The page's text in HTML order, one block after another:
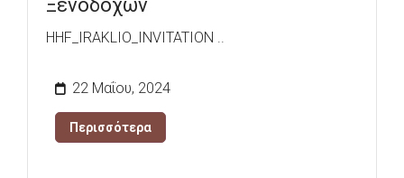
Ξενοδόχων
HHF_IRAKLIO_INVITATION ..
22 Μαΐου, 2024
Περισσότερα